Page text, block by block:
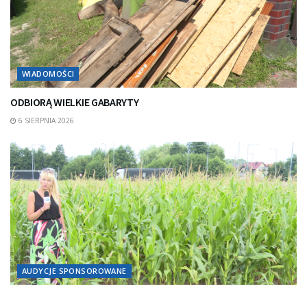
WIADOMOŚCI
ODBIORĄ WIELKIE GABARYTY
6 SIERPNIA 2026
AUDYCJE SPONSOROWANE